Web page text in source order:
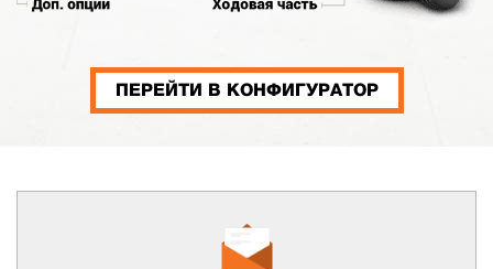
ПЕРЕЙТИ В КОНФИГУРАТОР